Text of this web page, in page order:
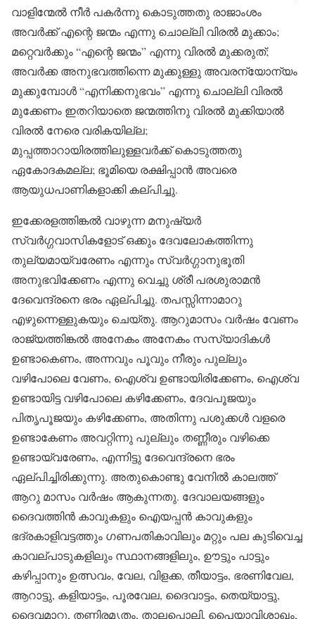
വാളിന്മേൽ നീർ പകർന്നു കൊടുത്തതു രാജാംശം
അവർക്ക് എന്റെ ജന്മം എന്നു ചൊല്ലി വിരൽ മുക്കാം;
മറ്റെവർക്കും “എന്റെ ജന്മം” എന്നു വിരൽ മുക്കരുത്;
അവർക്ക അനുഭവത്തിന്നെ മുക്കുള്ളു അവരന്യോന്യം
മുക്കുമ്പോൾ “എനിക്കനുഭവം” എന്നു ചൊല്ലി വിരൽ
മുക്കേണം ഇതറിയാതെ ജന്മത്തിനു വിരൽ മുക്കിയാൽ
വിരൽ നേരെ വരികയില്ല;
മുപ്പത്താറായിരത്തിലുള്ളവർക്ക് കൊടുത്തതു
ഏകോദകമല്ല; ഭൂമിയെ രക്ഷിപ്പാൻ അവരെ
ആയുധപാണികളാക്കി കല്പിച്ചു.
ഇക്കേരളത്തിങ്കൽ വാഴുന്ന മനുഷ്യർ
സ്വർഗ്ഗവാസികളോട് ഒക്കും ദേവലോകത്തിന്നു
തുല്യമായ്‌വരേണം എന്നും സ്വർഗ്ഗാനുഭൂതി
അനുഭവിക്കേണം എന്നു വെച്ചു ശ്രീ പരശുരാമൻ
ദേവെന്ദ്രനെ ഭരം ഏല്പിച്ചു. തപസ്സിന്നാമാറു
എഴുന്നെള്ളുകയും ചെയ്തു. ആറുമാസം വർഷം വേണം
രാജ്യത്തിങ്കൽ അനേകം അനേകം സസ്യാദികൾ
ഉണ്ടാകെണം, അന്നവും പൂവും നീരും പുല്ലും
വഴിപോലെ വേണം, ഐശ്വ ഉണ്ടായിരിക്കേണം, ഐശ്വ
ഉണ്ടായിട്ട വഴിപോലെ കഴിക്കേണം, ദേവപൂജയും
പിതൃപൂജയും കഴിക്കേണം, അതിന്നു പശുക്കൾ വളരെ
ഉണ്ടാകേണം അവറ്റിന്നു പുല്ലും തണ്ണീരും വഴിക്കെ
ഉണ്ടായ്‌വരേണം, എന്നിട്ടു ദേവെന്ദ്രനെ ഭരം
ഏല്പിച്ചിരിക്കുന്നു. അതുകൊണ്ടു വേനിൽ കാലത്ത്
ആറു മാസം വർഷം ആകുന്നതു. ദേവാലയങ്ങളും
ദൈവത്തിൻ കാവുകളും ഐയപ്പൻ കാവുകളും
ഭദ്രകാളിവട്ടത്തും ഗണപതികാവിലും മറ്റും പല കുടിവെച്ച
കാവല്പാടുകളിലും സ്ഥാനങ്ങളിലും, ഊട്ടും പാട്ടും
കഴിപ്പാനും ഉത്സവം, വേല, വിളക്ക, തീയാട്ടം, ഭരണിവേല,
ആറാട്ടു, കളിയാട്ടം, പൂരവേല, ദൈവാട്ടം, തെയ്യാട്ടു,
ദൈവമാറ്റു, തണ്ണിരമൃതം, താലപ്പൊലി, പൈയാവിശാഖം,